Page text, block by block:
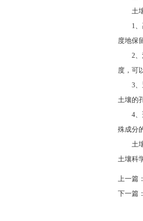
土壤
1、高
度地保
2、温
度，可
3、避
土壤的
4、适
殊成分
土壤
土壤科
上一篇
下一篇